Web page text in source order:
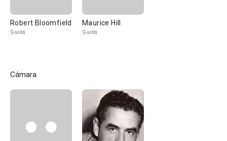
Robert Bloomfield
Guión
Maurice Hill
Guión
Cámara